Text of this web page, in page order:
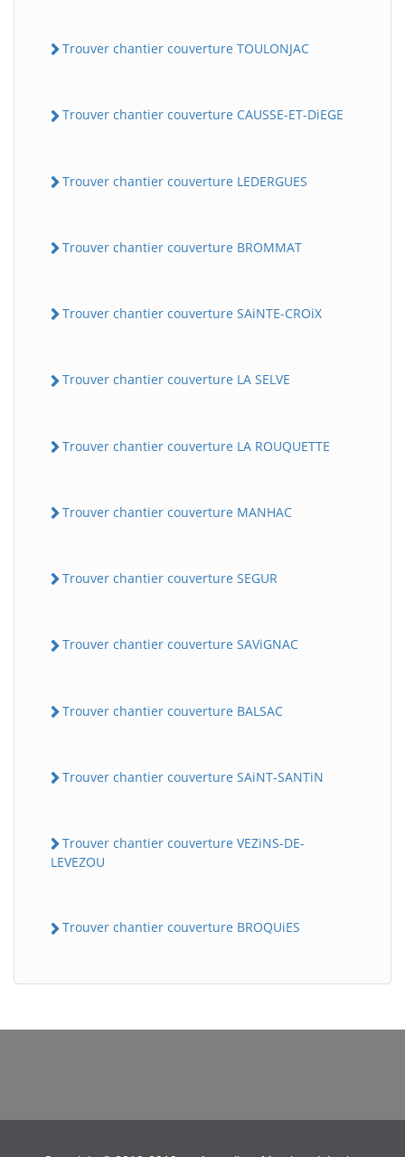
Trouver chantier couverture TOULONJAC
Trouver chantier couverture CAUSSE-ET-DiEGE
Trouver chantier couverture LEDERGUES
Trouver chantier couverture BROMMAT
Trouver chantier couverture SAiNTE-CROiX
Trouver chantier couverture LA SELVE
Trouver chantier couverture LA ROUQUETTE
Trouver chantier couverture MANHAC
Trouver chantier couverture SEGUR
Trouver chantier couverture SAViGNAC
Trouver chantier couverture BALSAC
Trouver chantier couverture SAiNT-SANTiN
Trouver chantier couverture VEZiNS-DE-
LEVEZOU
Trouver chantier couverture BROQUiES
Assistant en ligne